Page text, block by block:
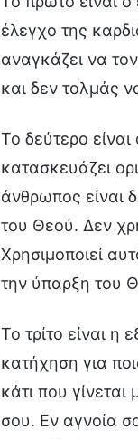
έλεγχο της
αναγκάζει να
και δεν τολμάς
Το δεύτερο
κατασκευάζει
άνθρωπος είναι
του Θεού. Δεν
Χρησιμοποιεί
την ύπαρξη του
Το τρίτο είναι
κατήχηση για
κάτι που
σου. Εν αγνοία